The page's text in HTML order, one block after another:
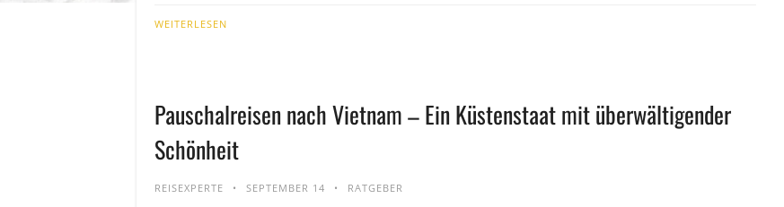
WEITERLESEN
Pauschalreisen nach Vietnam – Ein Küstenstaat mit überwältigender
Schönheit
REISEXPERTE SEPTEMBER 14 RATGEBER